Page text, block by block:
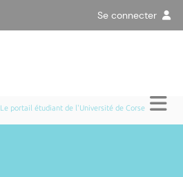
Se connecter
Le portail étudiant de l'Université de Corse